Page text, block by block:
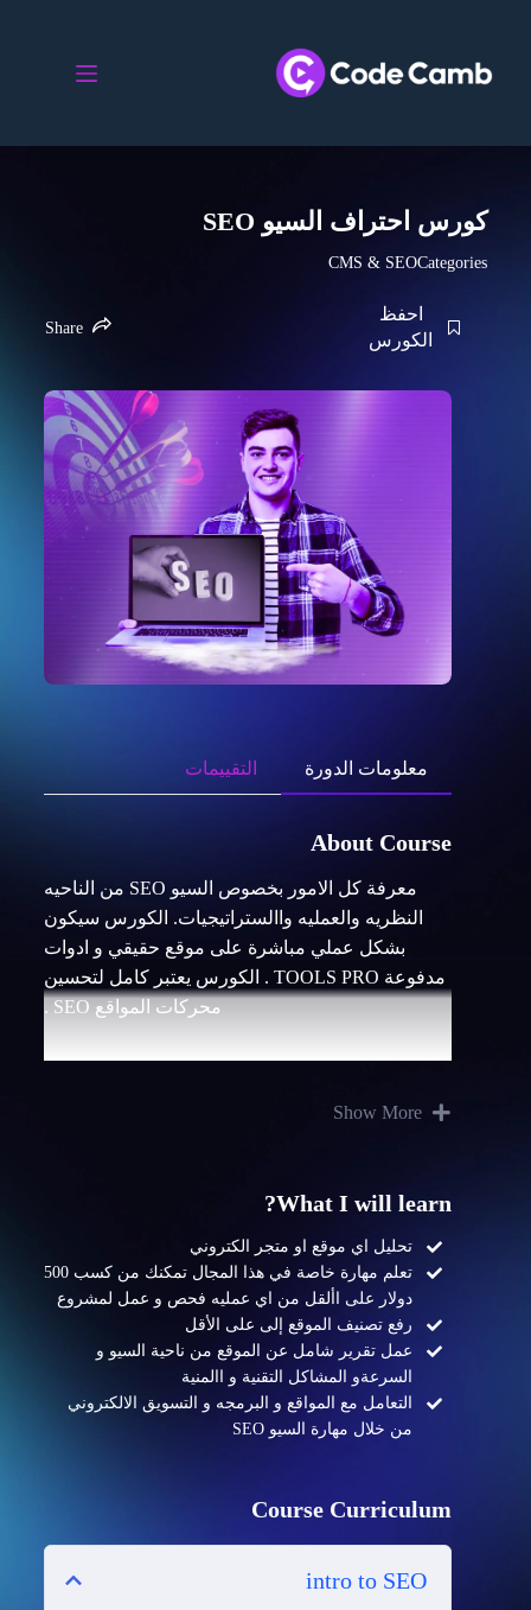
كورس احتراف السيو SEO
Categories
CMS & SEO​
احفظ
الكورس
Share
معلومات الدورة التقييمات
About Course
معرفة كل الامور بخصوص السيو SEO من الناحيه
النظريه والعمليه واالستراتيجيات. الكورس سيكون
بشكل عملي مباشرة على موقع حقيقي و ادوات
مدفوعة TOOLS PRO . الكورس يعتبر كامل لتحسين
محركات المواقع SEO .
Show More
What I will learn?
تحليل اي موقع او متجر الكتروني
تعلم مهارة خاصة في هذا المجال تمكنك من كسب 500
دولار على األقل من اي عمليه فحص و عمل لمشروع
رفع تصنيف الموقع إلى على الأقل
عمل تقرير شامل عن الموقع من ناحية السيو و
السرعةو المشاكل التقنية و االمنية
التعامل مع المواقع و البرمجه و التسويق الالكتروني
من خلال مهارة السيو SEO
Course Curriculum
intro to SEO